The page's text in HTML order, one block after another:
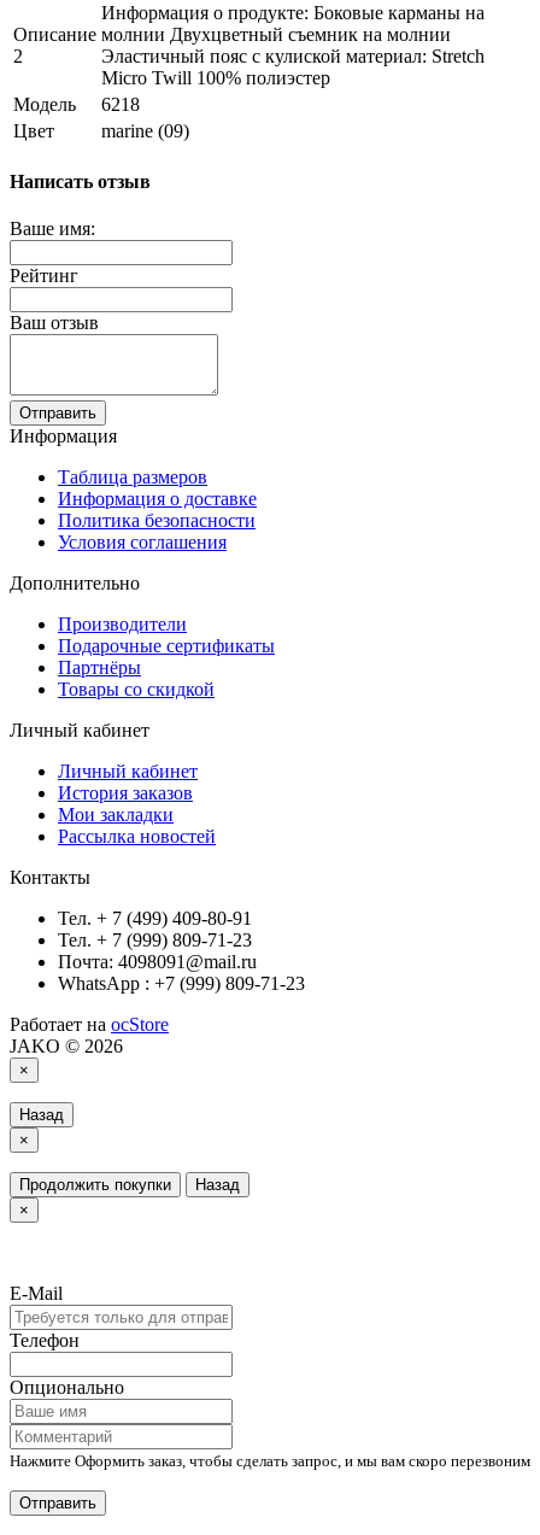
Описание
2
Информация о продукте: Боковые карманы на
молнии Двухцветный съемник на молнии
Эластичный пояс с кулиской материал: Stretch
Micro Twill 100% полиэстер
Модель
6218
Цвет
marine (09)
Написать отзыв
Ваше имя:
Рейтинг
Ваш отзыв
Отправить
Информация
Таблица размеров
Информация о доставке
Политика безопасности
Условия соглашения
Дополнительно
Производители
Подарочные сертификаты
Партнёры
Товары со скидкой
Личный кабинет
Личный кабинет
История заказов
Мои закладки
Рассылка новостей
Контакты
Тел. + 7 (499) 409-80-91
Тел. + 7 (999) 809-71-23
Почта: 4098091@mail.ru
WhatsApp : +7 (999) 809-71-23
Работает на ocStore
JAKO © 2026
×
Назад
×
Продолжить покупки
Назад
×
E-Mail
Телефон
Опционально
Нажмите Оформить заказ, чтобы сделать запрос, и мы вам скоро перезвоним
Отправить